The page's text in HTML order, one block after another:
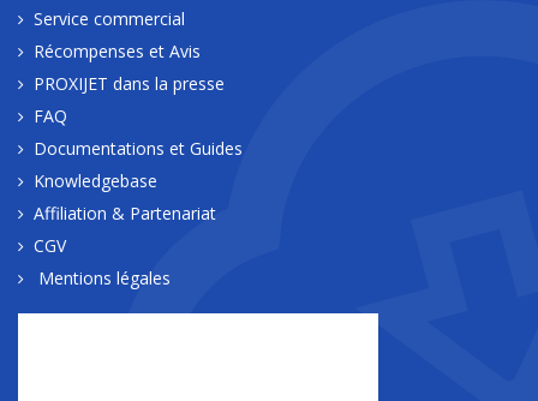
Service commercial
Récompenses et Avis
PROXIJET dans la presse
FAQ
Documentations et Guides
Knowledgebase
Affiliation & Partenariat
CGV
Mentions légales